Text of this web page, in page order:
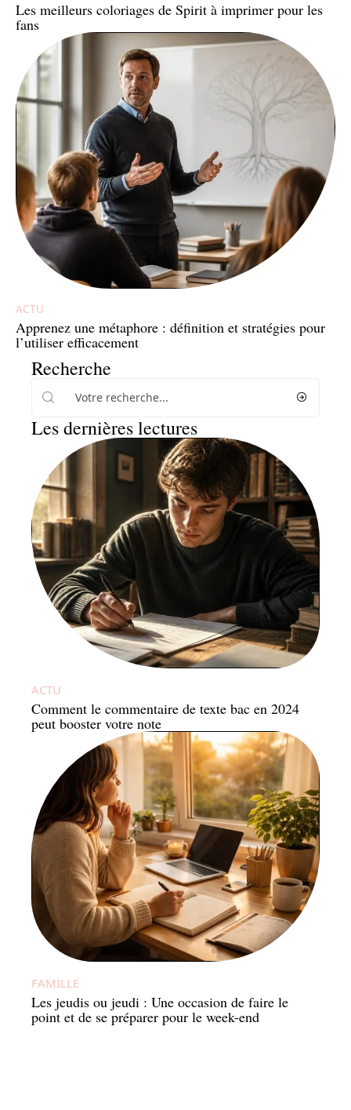
Les meilleurs coloriages de Spirit à imprimer pour les
fans
ACTU
Apprenez une métaphore : définition et stratégies pour
l’utiliser efficacement
Recherche
Les dernières lectures
ACTU
Comment le commentaire de texte bac en 2024
peut booster votre note
FAMILLE
Les jeudis ou jeudi : Une occasion de faire le
point et de se préparer pour le week-end